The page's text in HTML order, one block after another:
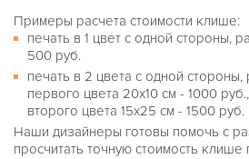
Примеры расчета стоимости клише:
печать в 1 цвет с одной стороны,
500 руб.
печать в 2 цвета с одной
первого цвета 20х10 см - 1000
второго цвета 15х25 см - 1500
Наши дизайнеры готовы помочь с
просчитать точную стоимость